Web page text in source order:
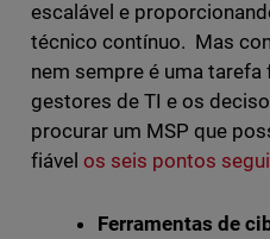
escalável e
técnico contínuo. Mas
nem sempre é uma
gestores de TI e os
procurar um MSP que
fiável os seis pontos
Ferramentas de